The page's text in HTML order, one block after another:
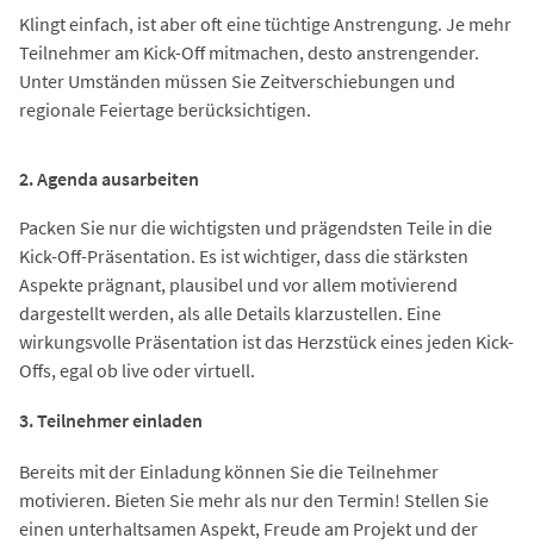
Klingt einfach, ist aber oft eine tüchtige Anstrengung. Je mehr
Teilnehmer am Kick-Off mitmachen, desto anstrengender.
Unter Umständen müssen Sie Zeitverschiebungen und
regionale Feiertage berücksichtigen.
2. Agenda ausarbeiten
Packen Sie nur die wichtigsten und prägendsten Teile in die
Kick-Off-Präsentation. Es ist wichtiger, dass die stärksten
Aspekte prägnant, plausibel und vor allem motivierend
dargestellt werden, als alle Details klarzustellen. Eine
wirkungsvolle Präsentation ist das Herzstück eines jeden Kick-
Offs, egal ob live oder virtuell.
3. Teilnehmer einladen
Bereits mit der Einladung können Sie die Teilnehmer
motivieren. Bieten Sie mehr als nur den Termin! Stellen Sie
einen unterhaltsamen Aspekt, Freude am Projekt und der